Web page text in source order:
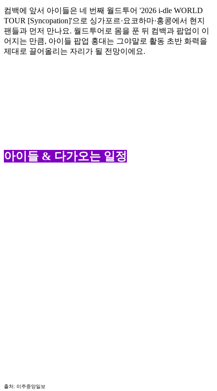
컴백에 앞서 아이들은 네 번째 월드투어 '2026 i-dle WORLD
TOUR [Syncopation]'으로 싱가포르·요코하마·홍콩에서 현지
팬들과 먼저 만나요. 월드투어로 몸을 푼 뒤 컴백과 팝업이 이
어지는 만큼, 아이들 팝업 홍대는 그야말로 활동 초반 화력을
제대로 끌어올리는 자리가 될 전망이에요.
아이들 & 다가오는 일정
출처: 미주중앙일보